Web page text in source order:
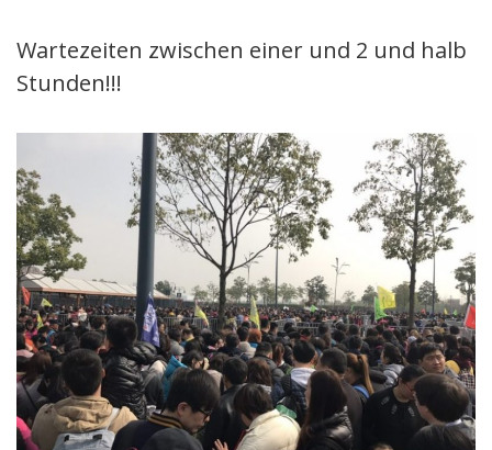
Wartezeiten zwischen einer und 2 und halb
Stunden!!!